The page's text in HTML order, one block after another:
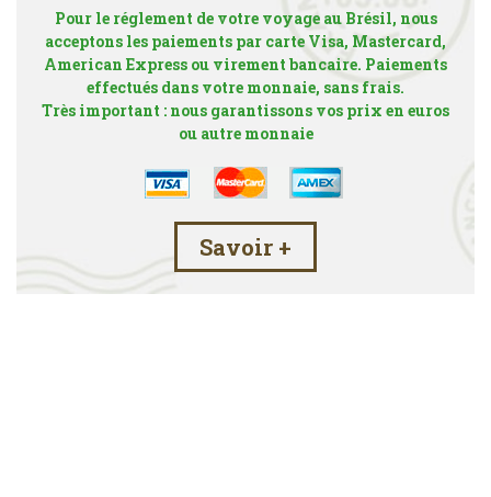
Pour le réglement de votre voyage au Brésil, nous
acceptons les paiements par carte Visa, Mastercard,
American Express ou virement bancaire. Paiements
effectués dans votre monnaie, sans frais.
Très important : nous garantissons vos prix en euros
ou autre monnaie
Savoir +